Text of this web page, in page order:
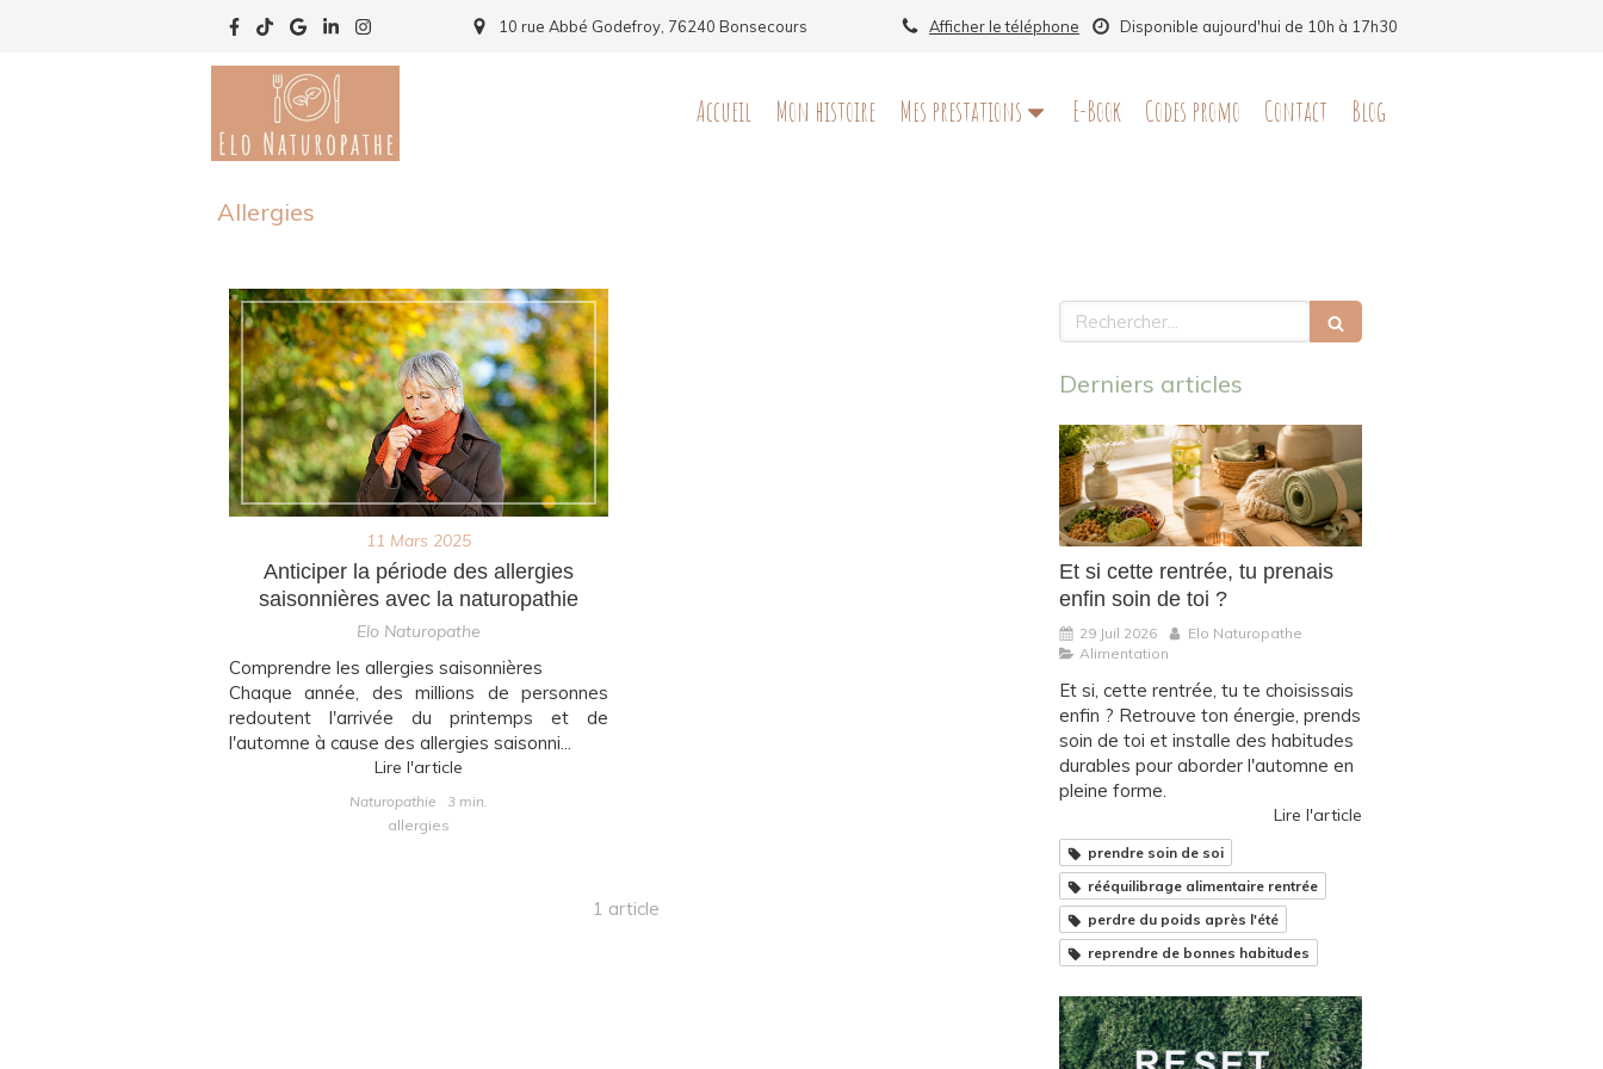
10 rue Abbé Godefroy, 76240 Bonsecours Disponible aujourd'hui de 10h à 17h30
Afficher le téléphone
Accueil Mon histoire Mes prestations E-Book Codes promo Contact Blog
Allergies
11 Mars 2025
Anticiper la période des allergies
saisonnières avec la naturopathie
Elo Naturopathe
Comprendre les allergies saisonnières
Chaque année, des millions de personnes
redoutent l'arrivée du printemps et de
l'automne à cause des allergies saisonni...
Lire l'article
Naturopathie
3 min.
allergies
1 article
Rechercher
Derniers articles
Et si cette rentrée, tu prenais
enfin soin de toi ?
29 Juil 2026
Elo Naturopathe
Alimentation
Et si, cette rentrée, tu te choisissais
enfin ? Retrouve ton énergie, prends
soin de toi et installe des habitudes
durables pour aborder l'automne en
pleine forme.
Lire l'article
prendre soin de soi
rééquilibrage alimentaire rentrée
perdre du poids après l'été
reprendre de bonnes habitudes